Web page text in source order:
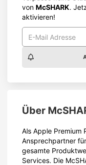
von McSHARK.
aktivieren!
Über
Als Apple Premium
Ansprechpartner
gesamte
Services. Die